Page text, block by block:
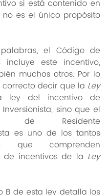
si está contenido en
no es el único propósito
el Código de
incluye este incentivo,
muchos otros. Por lo
correcto decir que la Ley
del incentivo de
sino que el
de Residente
es uno de los tantos
que comprenden
de incentivos de la Ley
B de esta ley detalla los